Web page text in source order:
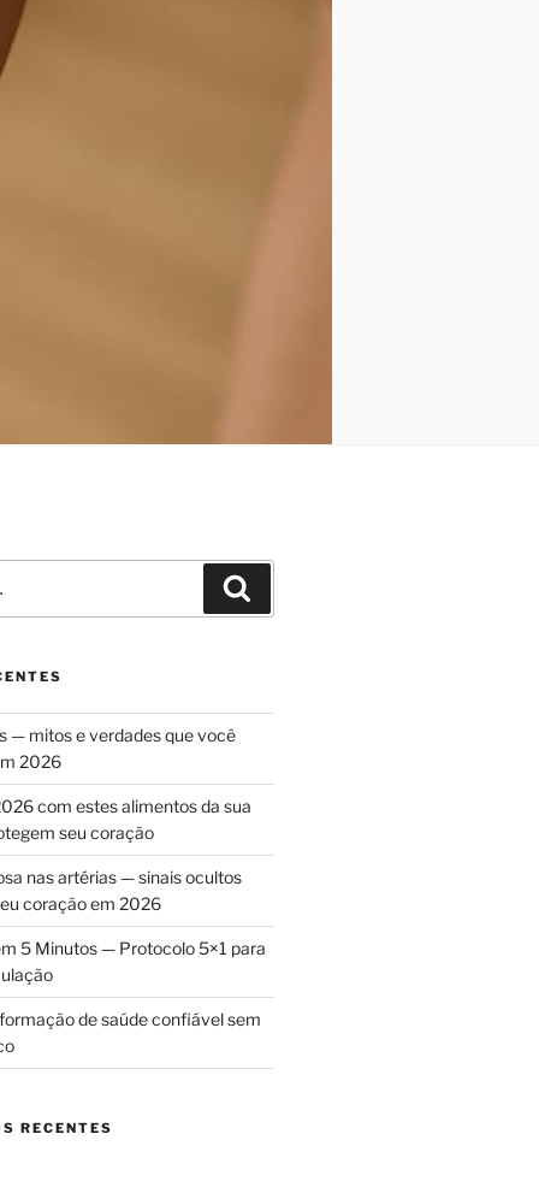
— mitos e verdades que você
2026
com estes alimentos da sua
seu coração
nas artérias — sinais ocultos
coração em 2026
5 Minutos — Protocolo 5×1 para
de saúde confiável sem
RECENTES